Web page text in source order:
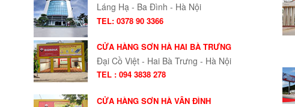
Láng Hạ - Ba Đình - Hà Nội
TEL: 0378 90 3366
CỬA HÀNG SƠN HÀ HAI BÀ TRƯNG
Đại Cồ Việt - Hai Bà Trưng - Hà Nội
TEL : 094 3838 278
CỬA HÀNG SƠN HÀ VÂN ĐÌNH